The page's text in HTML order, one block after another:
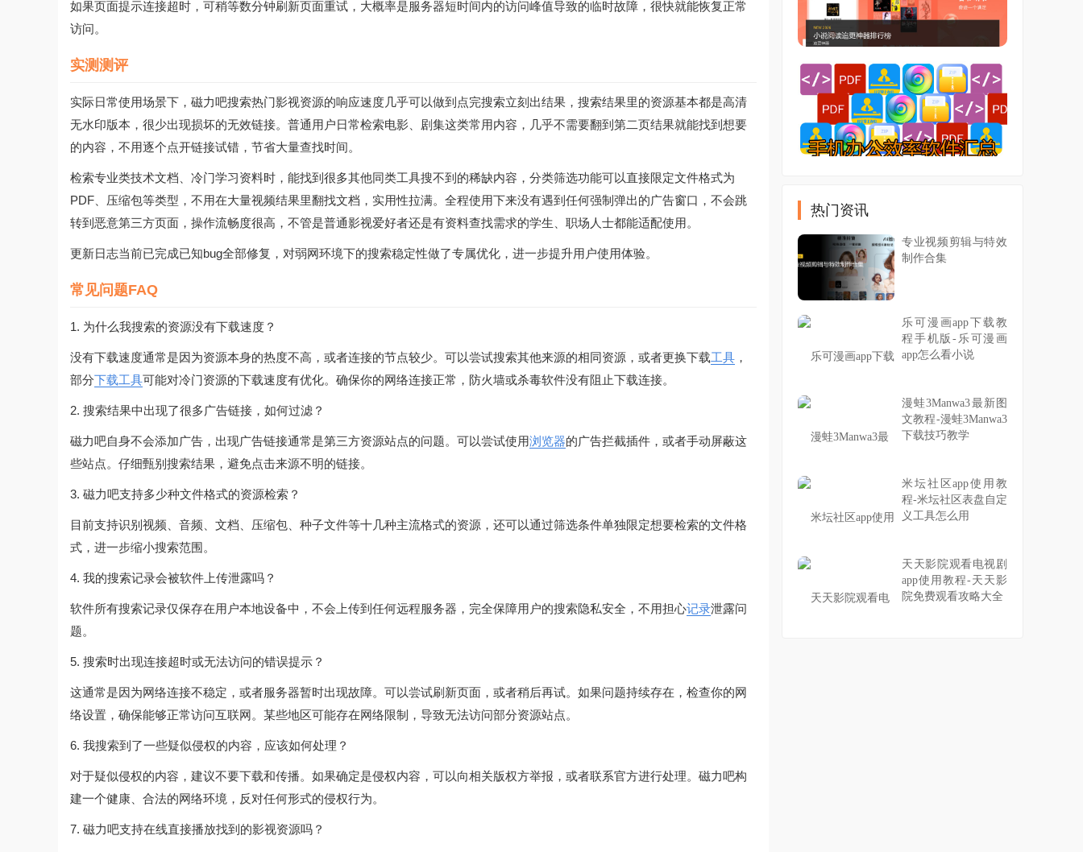
如果页面提示连接超时，可稍等数分钟刷新页面重试，大概率是服务器短时间内的访问峰值导致的临时故障，很快就能恢复正常
访问。
实测测评
实际日常使用场景下，磁力吧搜索热门影视资源的响应速度几乎可以做到点完搜索立刻出结果，搜索结果里的资源基本都是高清
无水印版本，很少出现损坏的无效链接。普通用户日常检索电影、剧集这类常用内容，几乎不需要翻到第二页结果就能找到想要
的内容，不用逐个点开链接试错，节省大量查找时间。
检索专业类技术文档、冷门学习资料时，能找到很多其他同类工具搜不到的稀缺内容，分类筛选功能可以直接限定文件格式为
PDF、压缩包等类型，不用在大量视频结果里翻找文档，实用性拉满。全程使用下来没有遇到任何强制弹出的广告窗口，不会跳
转到恶意第三方页面，操作流畅度很高，不管是普通影视爱好者还是有资料查找需求的学生、职场人士都能适配使用。
更新日志当前已完成已知bug全部修复，对弱网环境下的搜索稳定性做了专属优化，进一步提升用户使用体验。
常见问题FAQ
1. 为什么我搜索的资源没有下载速度？
没有下载速度通常是因为资源本身的热度不高，或者连接的节点较少。可以尝试搜索其他来源的相同资源，或者更换下载工具 ，
部分下载工具可能对冷门资源的下载速度有优化。确保你的网络连接正常，防火墙或杀毒软件没有阻止下载连接。
2. 搜索结果中出现了很多广告链接，如何过滤？
磁力吧自身不会添加广告，出现广告链接通常是第三方资源站点的问题。可以尝试使用浏览器的广告拦截插件，或者手动屏蔽这
些站点。仔细甄别搜索结果，避免点击来源不明的链接。
3. 磁力吧支持多少种文件格式的资源检索？
目前支持识别视频、音频、文档、压缩包、种子文件等十几种主流格式的资源，还可以通过筛选条件单独限定想要检索的文件格
式，进一步缩小搜索范围。
4. 我的搜索记录会被软件上传泄露吗？
软件所有搜索记录仅保存在用户本地设备中，不会上传到任何远程服务器，完全保障用户的搜索隐私安全，不用担心记录泄露问
题。
5. 搜索时出现连接超时或无法访问的错误提示？
这通常是因为网络连接不稳定，或者服务器暂时出现故障。可以尝试刷新页面，或者稍后再试。如果问题持续存在，检查你的网
络设置，确保能够正常访问互联网。某些地区可能存在网络限制，导致无法访问部分资源站点。
6. 我搜索到了一些疑似侵权的内容，应该如何处理？
对于疑似侵权的内容，建议不要下载和传播。如果确定是侵权内容，可以向相关版权方举报，或者联系官方进行处理。磁力吧构
建一个健康、合法的网络环境，反对任何形式的侵权行为。
7. 磁力吧支持在线直接播放找到的影视资源吗？
热门资讯
专业视频剪辑与特效
制作合集
乐可漫画app下载教
程手机版-乐可漫画
app怎么看小说
漫蛙3Manwa3最新图
文教程-漫蛙3Manwa3
下载技巧教学
米坛社区app使用教
程-米坛社区表盘自定
义工具怎么用
天天影院观看电视剧
app使用教程-天天影
院免费观看攻略大全